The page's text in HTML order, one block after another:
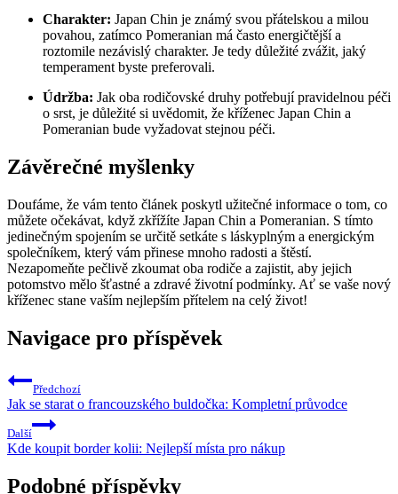
Charakter: Japan Chin​ je známý svou přátelskou a milou
povahou, zatímco Pomeranian má ‍často‌ energičtější a
roztomile nezávislý ⁢charakter. ‌Je tedy důležité zvážit, jaký
temperament byste preferovali.
Údržba: Jak oba​ rodičovské druhy potřebují ⁣pravidelnou ⁤péči
o srst, ⁣je důležité ‌si uvědomit, že kříženec Japan Chin a
Pomeranian bude ‍vyžadovat stejnou péči.
Závěrečné myšlenky
Doufáme, že ⁢vám tento článek‌ poskytl užitečné informace o tom,‍ co
můžete⁣ očekávat, když zkřížíte Japan‍ Chin a Pomeranian. S tímto
jedinečným spojením se určitě setkáte s láskyplným a energickým​
společníkem, který⁣ vám‌ přinese mnoho radosti a štěstí.
Nezapomeňte pečlivě zkoumat oba ⁤rodiče a zajistit, aby jejich
⁣potomstvo mělo šťastné a zdravé ⁢životní podmínky. Ať⁤ se vaše nový⁤
kříženec stane vaším nejlepším přítelem na celý život!
Navigace pro příspěvek
Předchozí
Jak se starat o francouzského buldočka: Kompletní průvodce
Další
Kde koupit border kolii: Nejlepší místa pro nákup
Podobné příspěvky